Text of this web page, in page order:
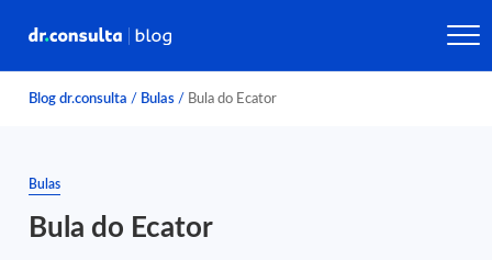
Blog dr.consulta / Bulas / Bula do Ecator
Bulas
Bula do Ecator